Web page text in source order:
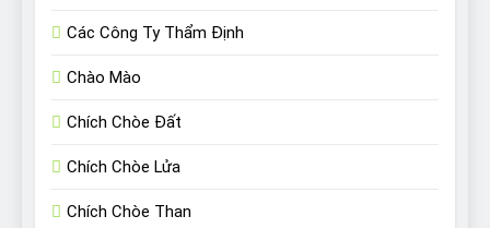
Các Công Ty Thẩm Định
Chào Mào
Chích Chòe Đất
Chích Chòe Lửa
Chích Chòe Than